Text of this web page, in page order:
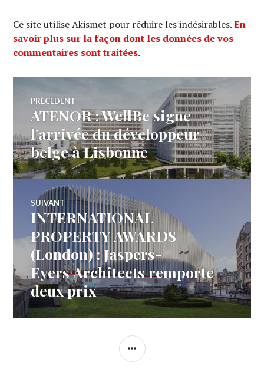
Ce site utilise Akismet pour réduire les indésirables.En
savoir plus sur la façon dont les données de vos
commentaires sont traitées.
Navigation
de
l’article
PRÉCÉDENT
Article
précédent :
ATENOR : WellBe signe
l’arrivée du développeur
belge à Lisbonne
SUIVANT
Article
Suivant:
INTERNATIONAL
PROPERTY AWARDS
(London) : Jaspers-
Eyers Architects remporte
deux prix
COLONNE